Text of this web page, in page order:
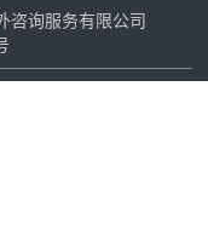
咨询服务有限公司